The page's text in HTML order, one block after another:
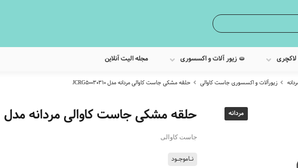
زیور آلات و اکسسوری مجله الیت آنلاین
زیورآلات و اکسسوری جاست کاوالی حلقه مشکی جاست کاوالی مردانه مدل JCRG50030310
مردانه حلقه مشکی جاست کاوالی مردانه مدل JCRG50030310
جاست کاوالی
نـاموجـود